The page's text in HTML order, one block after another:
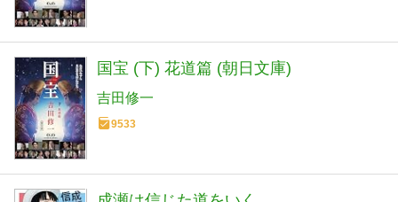
国宝 (下) 花道篇 (朝日文庫)
吉田修一
9533